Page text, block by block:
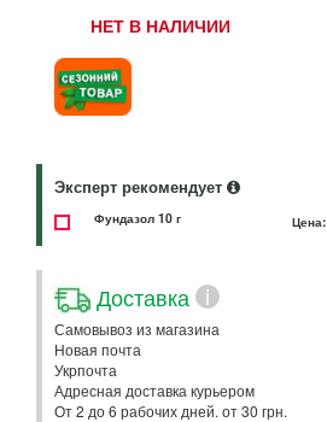
НЕТ В НАЛИЧИИ
Эксперт рекомендует
Фундазол 10 г Цена:
Доставка i
Самовывоз из магазина
Новая почта
Укрпочта
Адресная доставка курьером
От 2 до 6 рабочих дней. от 30 грн.